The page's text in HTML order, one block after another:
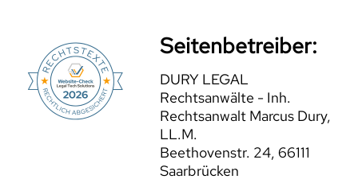
Seitenbetreiber:
DURY LEGAL
Rechtsanwälte - Inh.
Rechtsanwalt Marcus Dury,
LL.M.
Beethovenstr. 24, 66111
Saarbrücken